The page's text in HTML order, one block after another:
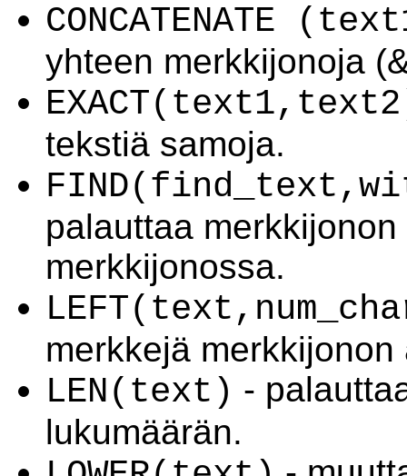
CONCATENATE
yhteen merkkijonoja
tekstiä samoja.
palauttaa
merkkijonossa.
merkkejä merkkijonon
LEN(text) -
lukumäärän.